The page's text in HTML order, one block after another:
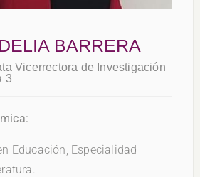
BARRERA
Vicerrectora de Investigación
3
Educación, Especialidad